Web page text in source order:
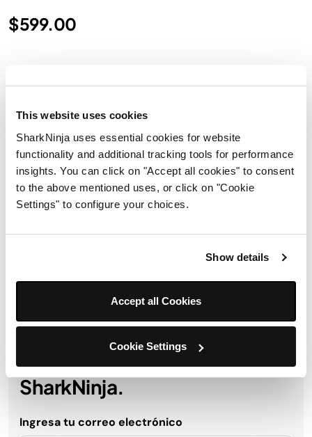
This website uses cookies
SharkNinja uses essential cookies for website
functionality and additional tracking tools for performance
insights. You can click on "Accept all cookies" to consent
to the above mentioned uses, or click on "Cookie
Settings" to configure your choices.
Show details
Accept all Cookies
Cookie Settings
$599.00
En la caja
Obtén 10 % de descuento al
registrarte para recibir
actualizaciones y ofertas de
SharkNinja.
Ingresa tu correo electrónico